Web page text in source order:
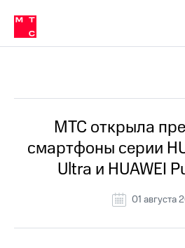
Медиа-центр
и акционерам
Устойчивое развитие
Комплаенс и деловая этика
компании
Карьера
История
компании
Руководство
информация
в МТС
Пресс-
релизы
МТС
о технологиях
МТС открыла
смартфоны серии
Ultra и HUAWEI
01 августа